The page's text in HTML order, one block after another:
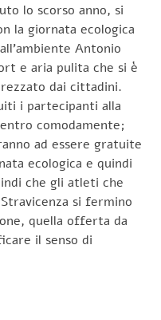
lo scorso anno, si
la giornata ecologica
Antonio
e aria pulita che si è
dai cittadini.
i partecipanti alla
comodamente;
ad essere gratuite
ecologica e quindi
che gli atleti che
si fermino
quella offerta da
il senso di